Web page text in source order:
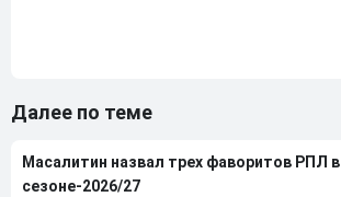
Далее по теме
Масалитин назвал трех фаворитов РПЛ в
сезоне-2026/27